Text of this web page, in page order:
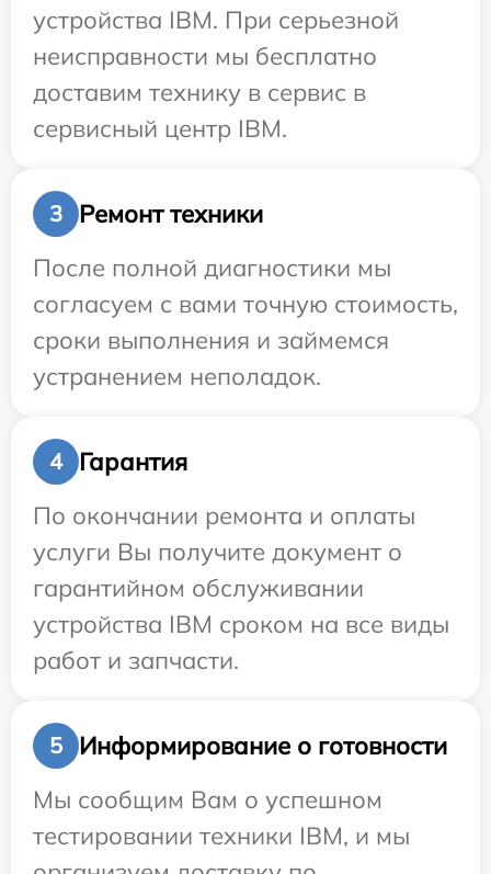
устройства IBM. При серьезной
неисправности мы бесплатно
доставим технику в сервис в
сервисный центр IBM.
3
Ремонт техники
После полной диагностики мы
согласуем с вами точную стоимость,
сроки выполнения и займемся
устранением неполадок.
4
Гарантия
По окончании ремонта и оплаты
услуги Вы получите документ о
гарантийном обслуживании
устройства IBM сроком на все виды
работ и запчасти.
5
Информирование о готовности
Мы сообщим Вам о успешном
тестировании техники IBM, и мы